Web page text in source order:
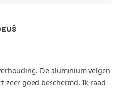
De aluminium velgen
zeer goed beschermd. Ik raad